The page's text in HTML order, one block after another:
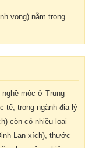
vọng) nằm trong
mộc ở Trung
tế, trong ngành địa lý
còn có nhiều loại
Lan xích), thước